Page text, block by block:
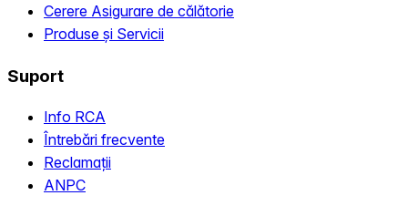
Cerere Asigurare de călătorie
Produse și Servicii
Suport
Info RCA
Întrebări frecvente
Reclamații
ANPC